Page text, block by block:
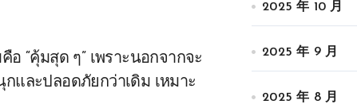
“คุ้มสุด ๆ” เพราะนอกจากจะ
และปลอดภัยกว่าเดิม เหมาะ
2025 年 10 月
2025 年 9 月
2025 年 8 月